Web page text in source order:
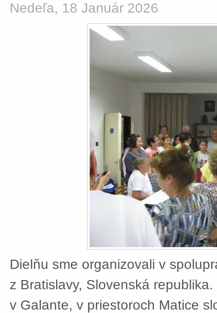
Nedeľa, 18 Január 2026
Dielňu sme organizovali v
z Bratislavy, Slovenská
v Galante, v priestoroch Matice